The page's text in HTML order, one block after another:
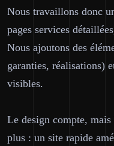
Nous travaillons donc
pages services
Nous ajoutons des
garanties, réalisations)
visibles.
Le design compte,
plus : un site rapide